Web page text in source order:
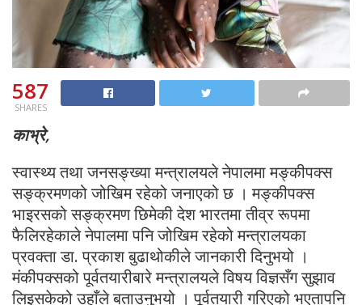
587
SHARES
काभ्रे,
स्वास्थ्य तथा जनसङ्ख्या मन्त्रालयले नेपालमा मङ्कीपक्स
सङ्क्रमणको जोखिम रहेको जनाएको छ । मङ्कीपक्स
भाइरसको सङ्क्रमण छिमेकी देश भारतमा तीव्र रूपमा
फैलिरहेकाले नेपालमा पनि जोखिम रहेको मन्त्रालयका
प्रवक्ता डा. प्रकाश बुढाथोकीले जानकारी दिनुभयो ।
मंकीपक्सको पूर्वतयारीबारे मन्त्रालयले विषय विज्ञसँग सुझाव
लिइसकेको उहाँले बताउनुभयो । पूर्वतयारी गरिएको भएतापनि